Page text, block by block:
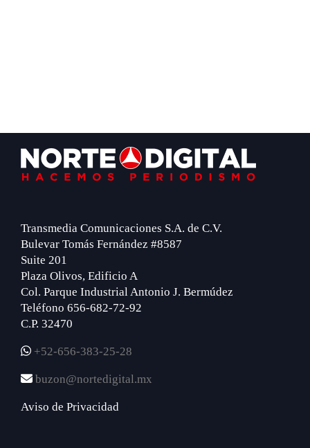
Footer
Transmedia Comunicaciones S.A. de C.V.
Bulevar Tomás Fernández #8587
Suite 201
Plaza Olivos, Edificio A
Col. Parque Industrial Antonio J. Bermúdez
Teléfono 656-682-72-92
C.P. 32470
+52-656-383-25-28
buzon@nortedigital.mx
Aviso de Privacidad